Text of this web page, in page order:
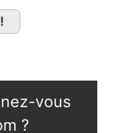
vous
?